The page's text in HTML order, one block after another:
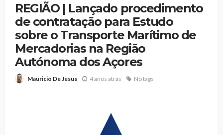
REGIÃO | Lançado procedimento
de contratação para Estudo
sobre o Transporte Marítimo de
Mercadorias na Região
Autónoma dos Açores
Mauricio De Jesus 4 anos atrás No tags